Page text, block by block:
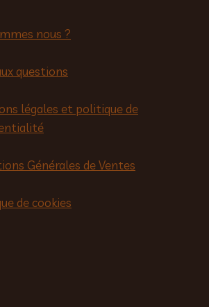
nous ?
questions
légales et politique de
Générales de Ventes
de cookies